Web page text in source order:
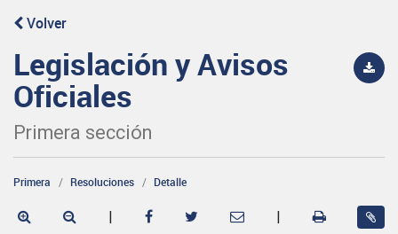
Volver
Legislación y Avisos
Oficiales
Primera sección
Primera Resoluciones Detalle
| |